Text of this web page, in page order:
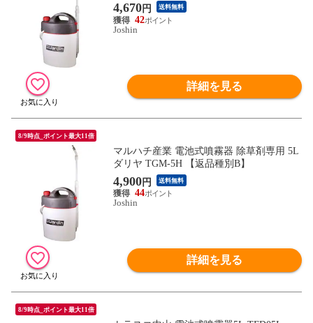
4,670円 送料無料
42
Joshin
詳細を見る
8/9時点_ポイント最大11倍
マルハチ産業 電池式噴霧器 除草剤専用 5L
ダリヤ TGM-5H 【返品種別B】
4,900円 送料無料
44
Joshin
詳細を見る
8/9時点_ポイント最大11倍